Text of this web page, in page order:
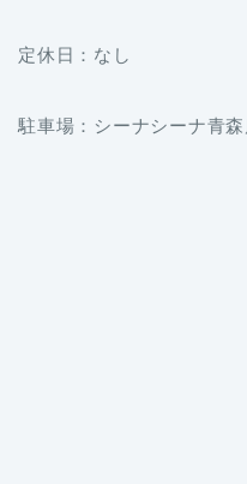
定休日：なし
駐車場：シーナシーナ青